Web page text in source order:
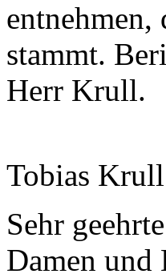
stammt.
Herr Krull.
Tobias
Sehr
Damen